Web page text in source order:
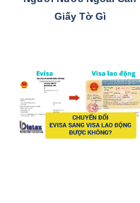
Giấy Tờ Gì